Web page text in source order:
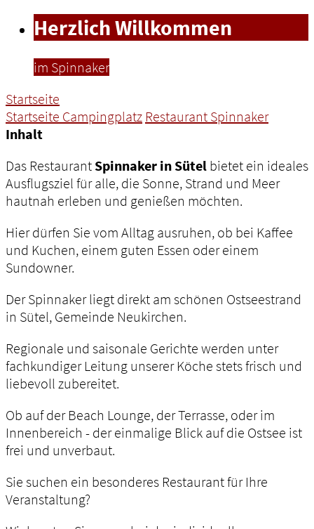
Herzlich Willkommen
im Spinnaker
Startseite
Startseite Campingplatz Restaurant Spinnaker
Inhalt
Das Restaurant Spinnaker in Sütel bietet ein ideales
Ausflugsziel für alle, die Sonne, Strand und Meer
hautnah erleben und genießen möchten.
Hier dürfen Sie vom Alltag ausruhen, ob bei Kaffee
und Kuchen, einem guten Essen oder einem
Sundowner.
Der Spinnaker liegt direkt am schönen Ostseestrand
in Sütel, Gemeinde Neukirchen.
Regionale und saisonale Gerichte werden unter
fachkundiger Leitung unserer Köche stets frisch und
liebevoll zubereitet.
Ob auf der Beach Lounge, der Terrasse, oder im
Innenbereich - der einmalige Blick auf die Ostsee ist
frei und unverbaut.
Sie suchen ein besonderes Restaurant für Ihre
Veranstaltung?